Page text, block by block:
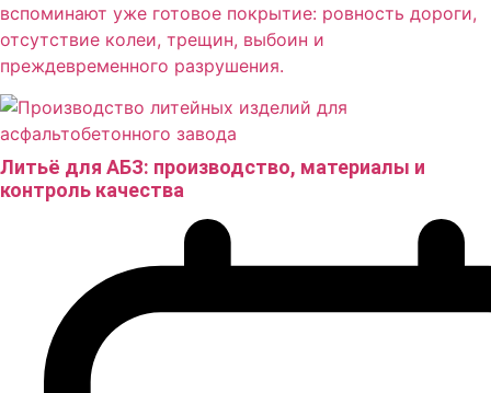
вспоминают уже готовое покрытие: ровность дороги,
отсутствие колеи, трещин, выбоин и
преждевременного разрушения.
Литьё для АБЗ: производство, материалы и
контроль качества